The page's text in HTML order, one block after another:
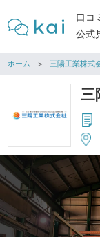
口コ
公式
ホーム 三陽工業株式
三